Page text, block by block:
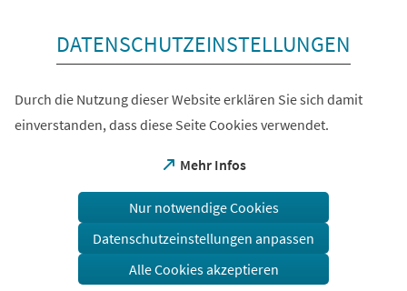
DATENSCHUTZEINSTELLUNGEN
Durch die Nutzung dieser Website erklären Sie sich damit
einverstanden, dass diese Seite Cookies verwendet.
Mehr Infos
(Öffnet
einem
Tab)
Nur notwendige Cookies
Datenschutzeinstellungen anpassen
Alle Cookies akzeptieren